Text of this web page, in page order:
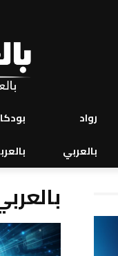
رواد
بالعربي